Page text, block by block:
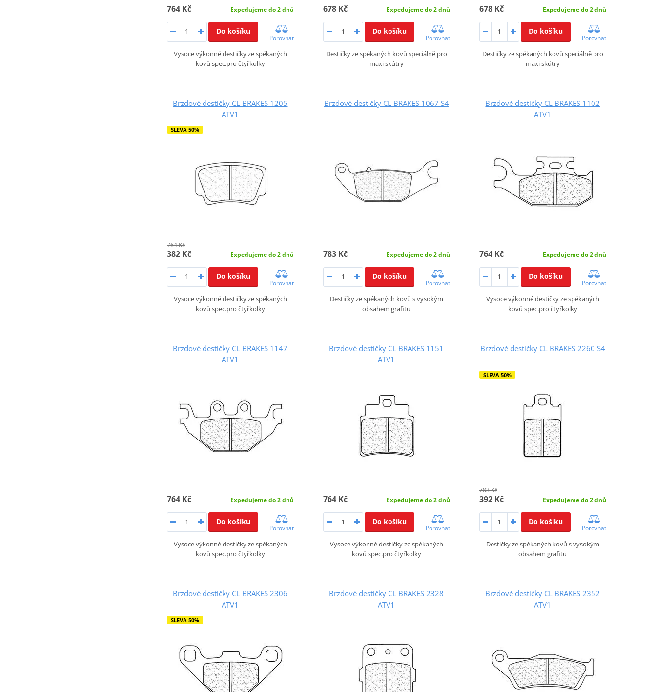
764 Kč Expedujeme do 2 dnů
Do košíku
Porovnat
Vysoce výkonné destičky ze spékaných
kovů spec.pro čtyřkolky
678 Kč Expedujeme do 2 dnů
Do košíku
Porovnat
Destičky ze spékaných kovů speciálně pro
maxi skútry
678 Kč Expedujeme do 2 dnů
Do košíku
Porovnat
Destičky ze spékaných kovů speciálně pro
maxi skútry
Brzdové destičky CL BRAKES 1205
ATV1
SLEVA 50%
764 Kč
382 Kč Expedujeme do 2 dnů
Do košíku
Porovnat
Vysoce výkonné destičky ze spékaných
kovů spec.pro čtyřkolky
Brzdové destičky CL BRAKES 1067 S4
783 Kč Expedujeme do 2 dnů
Do košíku
Porovnat
Destičky ze spékaných kovů s vysokým
obsahem grafitu
Brzdové destičky CL BRAKES 1102
ATV1
764 Kč Expedujeme do 2 dnů
Do košíku
Porovnat
Vysoce výkonné destičky ze spékaných
kovů spec.pro čtyřkolky
Brzdové destičky CL BRAKES 1147
ATV1
764 Kč Expedujeme do 2 dnů
Do košíku
Porovnat
Vysoce výkonné destičky ze spékaných
kovů spec.pro čtyřkolky
Brzdové destičky CL BRAKES 1151
ATV1
764 Kč Expedujeme do 2 dnů
Do košíku
Porovnat
Vysoce výkonné destičky ze spékaných
kovů spec.pro čtyřkolky
Brzdové destičky CL BRAKES 2260 S4
SLEVA 50%
783 Kč
392 Kč Expedujeme do 2 dnů
Do košíku
Porovnat
Destičky ze spékaných kovů s vysokým
obsahem grafitu
Brzdové destičky CL BRAKES 2306
ATV1
SLEVA 50%
Brzdové destičky CL BRAKES 2328
ATV1
Brzdové destičky CL BRAKES 2352
ATV1